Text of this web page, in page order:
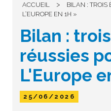
ACCUEIL >
BILAN : TROIS
L’EUROPE EN 1H »
Bilan :
réussies
L'Europe
25/06/2026